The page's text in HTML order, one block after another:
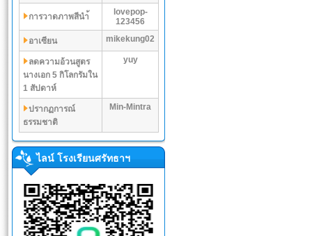
การวาดภาพสีนำ้
lovepop-
123456
อาเซียน
mikekung02
ลดความอ้วนสูตร
นางเอก 5 กิโลกรัมใน
1 สัปดาห์
yuy
ปรากฏการณ์
ธรรมชาติ
Min-Mintra
ไลน์ โรงเรียนศรัทธาฯ